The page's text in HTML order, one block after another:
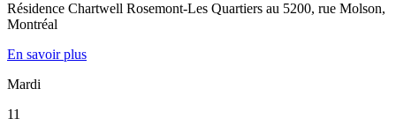
Résidence Chartwell Rosemont-Les Quartiers au 5200, rue Molson,
Montréal
En savoir plus
Mardi
11